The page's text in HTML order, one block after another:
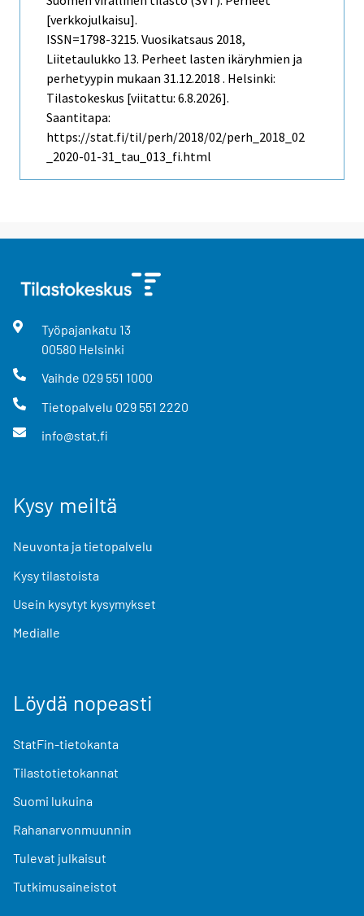
[verkkojulkaisu].
ISSN=1798-3215. Vuosikatsaus 2018,
Liitetaulukko 13. Perheet lasten ikäryhmien ja
perhetyypin mukaan 31.12.2018 . Helsinki:
Tilastokeskus [viitattu: 6.8.2026].
Saantitapa:
https://stat.fi/til/perh/2018/02/perh_2018_02
_2020-01-31_tau_013_fi.html
Työpajankatu 13
00580 Helsinki
Vaihde 029 551 1000
Tietopalvelu 029 551 2220
info@stat.fi
Kysy meiltä
Neuvonta ja tietopalvelu
Kysy tilastoista
Usein kysytyt kysymykset
Medialle
Löydä nopeasti
StatFin-tietokanta
Tilastotietokannat
Suomi lukuina
Rahanarvonmuunnin
Tulevat julkaisut
Tutkimusaineistot